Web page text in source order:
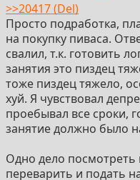
>>20417 (Del)
Просто подработка,
на покупку пиваса.
свалил, т.к. готовить
занятия это пиздец
тоже пиздец тяжело,
хуй. Я чувствовал
проебывал все сроки,
занятие должно было
Одно дело посмотреть
переварить и подать